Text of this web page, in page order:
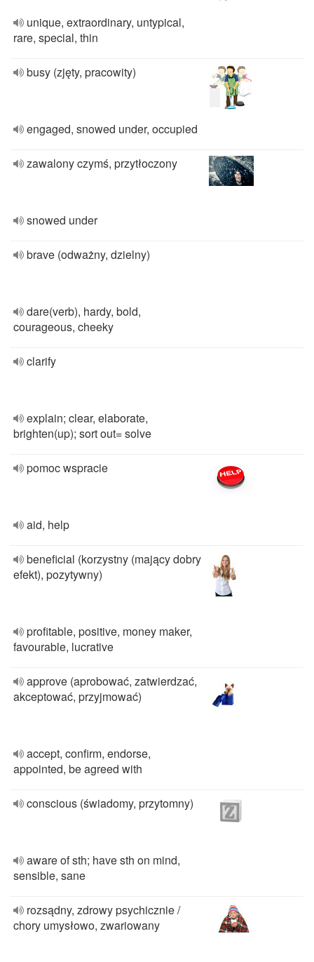
unique, extraordinary, untypical,
rare, special, thin
busy (zjęty, pracowity)
engaged, snowed under, occupied
zawalony czymś, przytłoczony
snowed under
brave (odważny, dzielny)
dare(verb), hardy, bold,
courageous, cheeky
clarify
explain; clear, elaborate,
brighten(up); sort out= solve
pomoc wspracie
aid, help
beneficial (korzystny (mający dobry
efekt), pozytywny)
profitable, positive, money maker,
favourable, lucrative
approve (aprobować, zatwierdzać,
akceptować, przyjmować)
accept, confirm, endorse,
appointed, be agreed with
conscious (świadomy, przytomny)
aware of sth; have sth on mind,
sensible, sane
rozsądny, zdrowy psychicznie /
chory umysłowo, zwariowany